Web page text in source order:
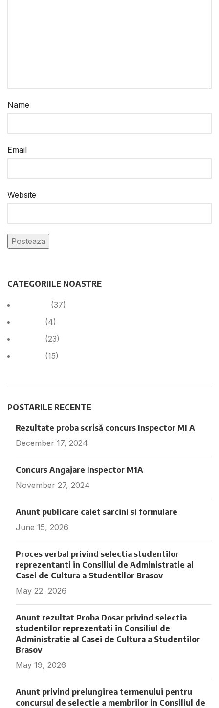
Name
Email
Website
CATEGORIILE NOASTRE
(37)
(4)
(23)
(15)
POSTARILE RECENTE
Rezultate proba scrisă concurs Inspector MI A
December 17, 2024
Concurs Angajare Inspector M1A
November 27, 2024
Anunt publicare caiet sarcini si formulare
June 15, 2026
Proces verbal privind selectia studentilor
reprezentanti in Consiliul de Administratie al
Casei de Cultura a Studentilor Brasov
May 22, 2026
Anunt rezultat Proba Dosar privind selectia
studentilor reprezentati in Consiliul de
Administratie al Casei de Cultura a Studentilor
Brasov
May 19, 2026
Anunt privind prelungirea termenului pentru
concursul de selectie a membrilor in Consiliul de